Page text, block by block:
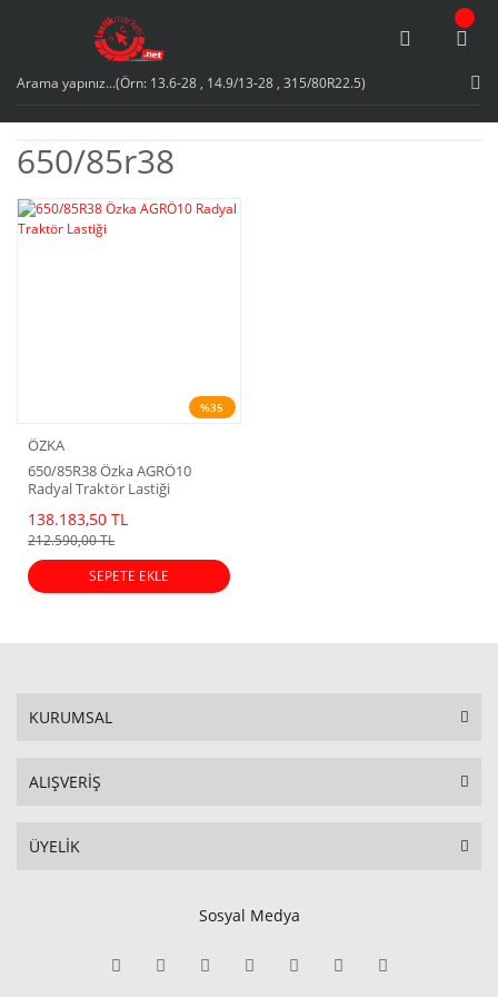
650/85r38
%35
ÖZKA
650/85R38 Özka AGRÖ10
Radyal Traktör Lastiği
138.183,50 TL
212.590,00 TL
SEPETE EKLE
KURUMSAL
ALIŞVERİŞ
ÜYELİK
Sosyal Medya